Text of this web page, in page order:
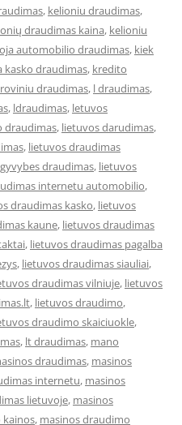
, kelioniu draudimas,
draudimas kaina, kelioniu
automobilio draudimas, kiek
kasko draudimas, kredito
draudimas, l draudimas,
, ldraudimas, letuvos
draudimas, lietuvos darudimas,
, lietuvos draudimas
draudimas, lietuvos
internetu automobilio,
draudimas kasko, lietuvos
kaune, lietuvos draudimas
, lietuvos draudimas pagalba
, lietuvos draudimas siauliai,
draudimas vilniuje, lietuvos
, lietuvos draudimo,
draudimo skaiciuokle,
, lt draudimas, mano
draudimas, masinos
internetu, masinos
lietuvoje, masinos
kainos, masinos draudimo